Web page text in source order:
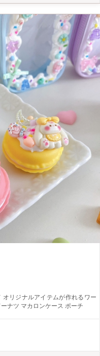
リジナルアイテムが作れるワー
イーズドーナツ マカロンケース ポーチ